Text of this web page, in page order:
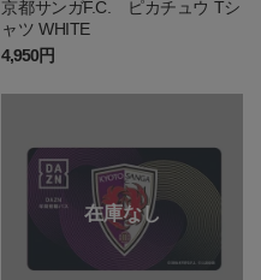
京都サンガF.C. ピカチュウ Tシ
ャツ WHITE
4,950円